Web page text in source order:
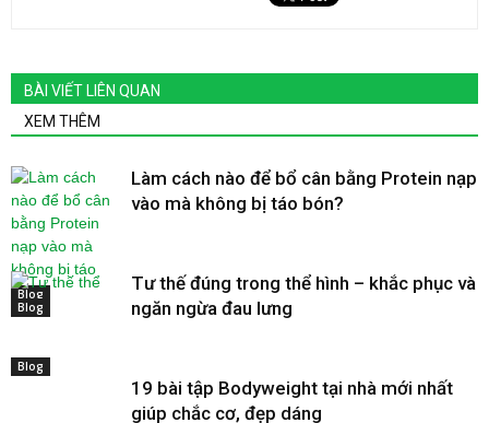
BÀI VIẾT LIÊN QUAN
XEM THÊM
Blog
Làm cách nào để bổ cân bằng Protein nạp
vào mà không bị táo bón?
Blog
Tư thế đúng trong thể hình – khắc phục và
ngăn ngừa đau lưng
Blog
19 bài tập Bodyweight tại nhà mới nhất
giúp chắc cơ, đẹp dáng